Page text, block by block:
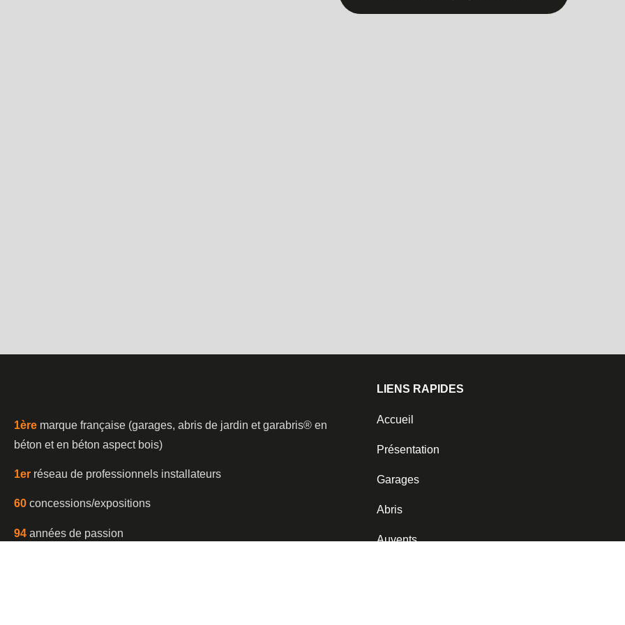
1ère marque française (garages, abris de jardin et garabris®️ en
béton et en béton aspect bois)
1er réseau de professionnels installateurs
60 concessions/expositions
94 années de passion
LIENS RAPIDES
Accueil
Présentation
Garages
Abris
Auvents